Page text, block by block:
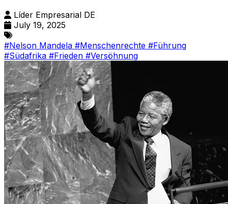
Líder Empresarial DE
July 19, 2025
#Nelson Mandela #Menschenrechte #Führung
#Südafrika #Frieden #Versöhnung